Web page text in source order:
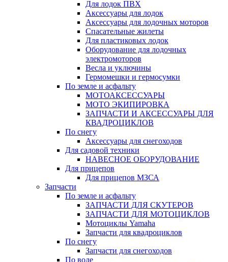
Для лодок ПВХ
Аксессуары для лодок
Аксессуары для лодочных моторов
Спасательные жилеты
Для пластиковых лодок
Оборудование для лодочных
электромоторов
Весла и уключины
Гермомешки и гермосумки
По земле и асфальту
МОТОАКСЕССУАРЫ
МОТО ЭКИПИРОВКА
ЗАПЧАСТИ И АКСЕССУАРЫ ДЛЯ
КВАДРОЦИКЛОВ
По снегу
Аксессуары для снегоходов
Для садовой техники
НАВЕСНОЕ ОБОРУДОВАНИЕ
Для прицепов
Для прицепов МЗСА
Запчасти
По земле и асфальту
ЗАПЧАСТИ ДЛЯ СКУТЕРОВ
ЗАПЧАСТИ ДЛЯ МОТОЦИКЛОВ
Мотоциклы Yamaha
Запчасти для квадроциклов
По снегу
Запчасти для снегоходов
По воде